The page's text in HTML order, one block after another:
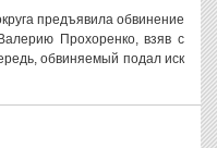
предъявила обвинение
Прохоренко, взяв с
обвиняемый подал иск